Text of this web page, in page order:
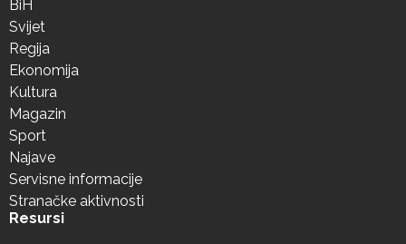
BiH
Svijet
Regija
Ekonomija
Kultura
Magazin
Sport
Najave
Servisne informacije
Stranačke aktivnosti
Resursi